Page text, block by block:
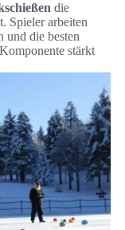
die
Spieler arbeiten
und die besten
stärkt